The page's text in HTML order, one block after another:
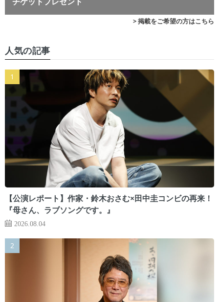
> 掲載をご希望の方はこちら
人気の記事
【公演レポート】作家・鈴木おさむ×田中圭コンビの再来！
『母さん、ラブソングです。』
2026.08.04